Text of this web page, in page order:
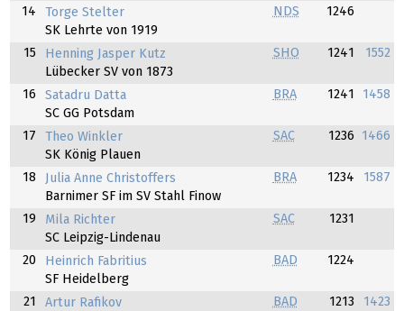
14
Torge Stelter
SK Lehrte von 1919
NDS 1246
15
Henning Jasper Kutz
Lübecker SV von 1873
SHO 1241 1552
16
Satadru Datta
SC GG Potsdam
BRA 1241 1458
17
Theo Winkler
SK König Plauen
SAC 1236 1466
18
Julia Anne Christoffers
Barnimer SF im SV Stahl Finow
BRA 1234 1587
19
Mila Richter
SC Leipzig-Lindenau
SAC 1231
20
Heinrich Fabritius
SF Heidelberg
BAD 1224
21
Artur Rafikov
BAD 1213 1423